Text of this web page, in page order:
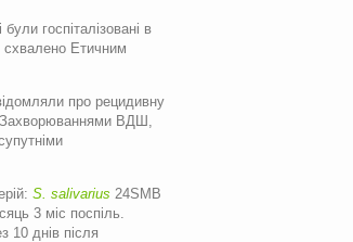
госпіталізовані в
схвалено Етичним
про рецидивну
Захворюваннями ВДШ,
S. salivarius 24SMB
3 міс поспіль.
10 днів після